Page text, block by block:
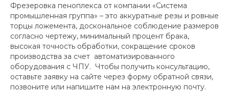
Фрезеровка пеноплекса от компании «Система
промышленная группа» – это аккуратные резы и ровные
торцы ложемента, доскональное соблюдение размеров
согласно чертежу, минимальный процент брака,
высокая точность обработки, сокращение сроков
производства за счет автоматизированного
оборудования с ЧПУ. Чтобы получить консультацию,
оставьте заявку на сайте через форму обратной связи,
позвоните или напишите нам на электронную почту.